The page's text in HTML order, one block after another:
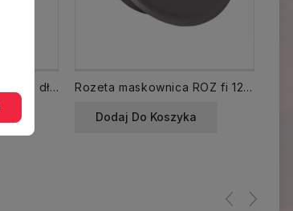
Rura spalinowa CZ6 RP 120 dł.250 mm CZ6 grafit Rozeta maskownica ROZ fi 120 mm CZ6 grafit
Dodaj Do Koszyka